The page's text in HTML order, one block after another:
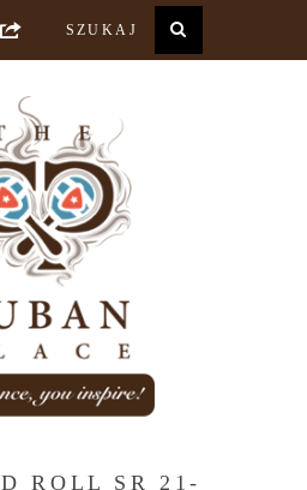
ROLL SR 21-